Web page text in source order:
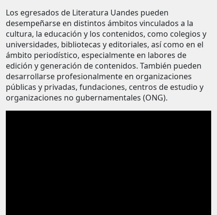
Los egresados de Literatura Uandes pueden
desempeñarse en distintos ámbitos vinculados a la
cultura, la educación y los contenidos, como colegios y
universidades, bibliotecas y editoriales, así como en el
ámbito periodístico, especialmente en labores de
edición y generación de contenidos. También pueden
desarrollarse profesionalmente en organizaciones
públicas y privadas, fundaciones, centros de estudio y
organizaciones no gubernamentales (ONG).